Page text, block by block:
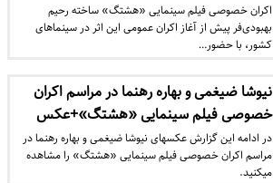
اکران خصوصی فیلم سینمایی «هشتگ» ساخته رحیم
بهبودی‌فر پیش از آغاز اکران عمومی این اثر در سینماهای
کشور، با حضور…
نیوشا ضیغمی و بهاره رهنما در مراسم اکران
خصوصی فیلم سینمایی «هشتگ»+عکس
در ادامه این گزارش عکس‎های نیوشا ضیغمی و بهاره رهنما در
مراسم اکران خصوصی فیلم سینمایی «هشتگ» را مشاهده
می‎کنید.